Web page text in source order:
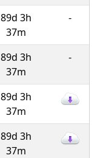
89d 3h
37m
-
89d 3h
37m
-
89d 3h
37m
89d 3h
37m